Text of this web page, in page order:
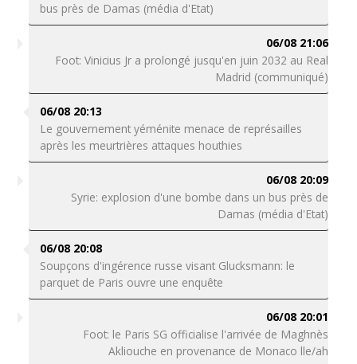
bus près de Damas (média d'Etat)
06/08 21:06
Foot: Vinicius Jr a prolongé jusqu'en juin 2032 au Real
Madrid (communiqué)
06/08 20:13
Le gouvernement yéménite menace de représailles
après les meurtrières attaques houthies
06/08 20:09
Syrie: explosion d'une bombe dans un bus près de
Damas (média d'Etat)
06/08 20:08
Soupçons d'ingérence russe visant Glucksmann: le
parquet de Paris ouvre une enquête
06/08 20:01
Foot: le Paris SG officialise l'arrivée de Maghnès
Akliouche en provenance de Monaco lle/ah